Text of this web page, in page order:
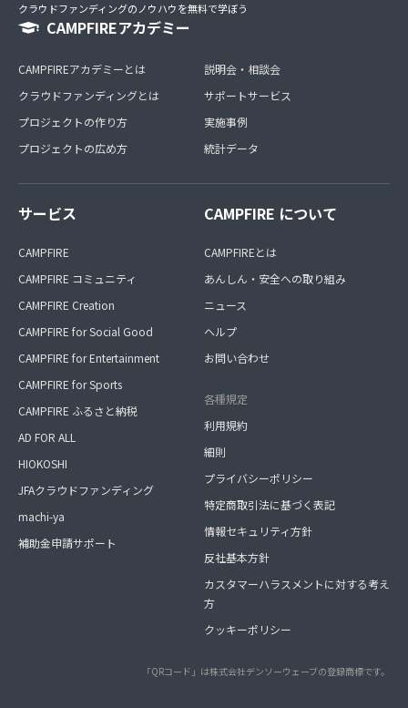
クラウドファンディングのノウハウを無料で学ぼう
CAMPFIREアカデミー
CAMPFIREアカデミーとは
クラウドファンディングとは
プロジェクトの作り方
プロジェクトの広め方
説明会・相談会
サポートサービス
実施事例
統計データ
サービス
CAMPFIRE
CAMPFIRE コミュニティ
CAMPFIRE Creation
CAMPFIRE for Social Good
CAMPFIRE for Entertainment
CAMPFIRE for Sports
CAMPFIRE ふるさと納税
AD FOR ALL
HIOKOSHI
JFAクラウドファンディング
machi-ya
補助金申請サポート
CAMPFIRE について
CAMPFIREとは
あんしん・安全への取り組み
ニュース
ヘルプ
お問い合わせ
各種規定
利用規約
細則
プライバシーポリシー
特定商取引法に基づく表記
情報セキュリティ方針
反社基本方針
カスタマーハラスメントに対する考え
方
クッキーポリシー
「QRコード」は株式会社デンソーウェーブの登録商標です。